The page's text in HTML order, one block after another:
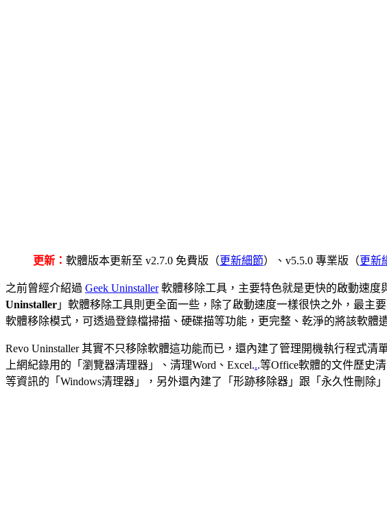
更新： 軟體版本更新至 v2.7.0 免費版（更新細節）、v5.5.0 專業版（更新
之前曾經介紹過 Geek Uninstaller軟體移除工具，主要特色就是更快的啟動速度
Uninstaller 」軟體移除工具則更全面一些，除了啟動速度一樣很快之外，最主
軟體移除模式，可透過登錄檔掃描、硬碟描等功能，更完整、乾淨的將該軟體
Revo Uninstaller 其實不只移除軟體這功能而已，還內建了管理開機執行程式
上網紀錄用的「瀏覽器清理器」、清理Word、Excel...等Office軟體的文件歷史
等資訊的「Windows清理器」，另外還內建了「形跡移除器」跟「永久性刪除